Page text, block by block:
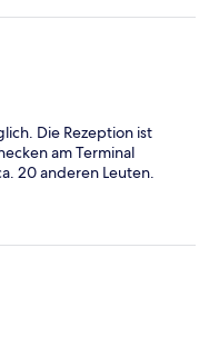
Die Rezeption ist
am Terminal
20 anderen Leuten.